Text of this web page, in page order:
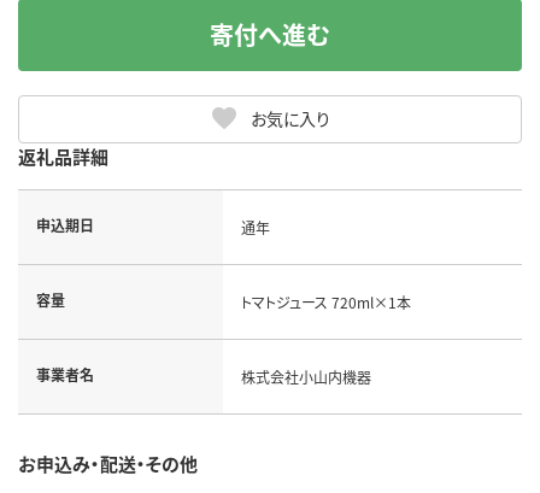
お気に入り
寄付へ進む
返礼品詳細
申込期日 通年
容量 トマトジュース 720ml×1本
事業者名 株式会社小山内機器
お申込み・配送・その他